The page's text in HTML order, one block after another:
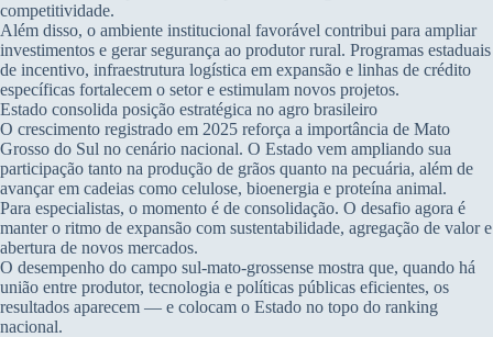
competitividade.
Além disso, o ambiente institucional favorável contribui para ampliar
investimentos e gerar segurança ao produtor rural. Programas estaduais
de incentivo, infraestrutura logística em expansão e linhas de crédito
específicas fortalecem o setor e estimulam novos projetos.
Estado consolida posição estratégica no agro brasileiro
O crescimento registrado em 2025 reforça a importância de Mato
Grosso do Sul no cenário nacional. O Estado vem ampliando sua
participação tanto na produção de grãos quanto na pecuária, além de
avançar em cadeias como celulose, bioenergia e proteína animal.
Para especialistas, o momento é de consolidação. O desafio agora é
manter o ritmo de expansão com sustentabilidade, agregação de valor e
abertura de novos mercados.
O desempenho do campo sul-mato-grossense mostra que, quando há
união entre produtor, tecnologia e políticas públicas eficientes, os
resultados aparecem — e colocam o Estado no topo do ranking
nacional.